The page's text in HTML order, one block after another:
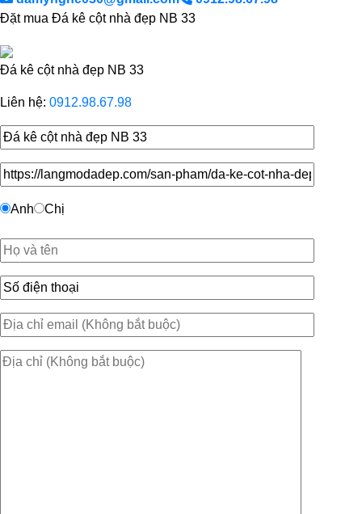
Đặt mua Đá kê cột nhà đẹp NB 33
Đá kê cột nhà đẹp NB 33
Liên hệ: 0912.98.67.98
Anh Chị